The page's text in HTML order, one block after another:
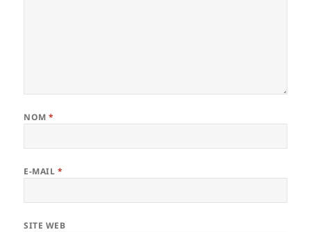
NOM*
E-MAIL *
SITE WEB